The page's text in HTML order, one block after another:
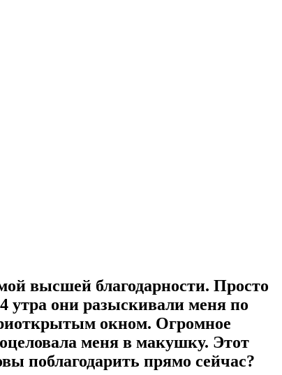
высшей благодарности. Просто
утра они разыскивали меня по
окном. Огромное
меня в макушку. Этот
поблагодарить прямо сейчас?